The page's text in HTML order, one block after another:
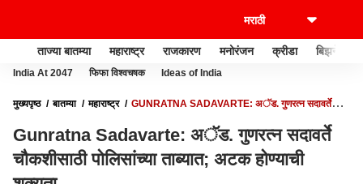
ताज्या बातम्या महाराष्ट्र राजकारण मनोरंजन क्रीडा बिझनेस
India At 2047 फिफा विश्वचषक Ideas of India
मुख्यपृष्ठ बातम्या महाराष्ट्र
GUNRATNA SADAVARTE: अॅड. गुणरत्न सदावर्ते
Gunratna Sadavarte: अॅड. गुणरत्न सदावर्ते
चौकशीसाठी पोलिसांच्या ताब्यात; अटक होण्याची